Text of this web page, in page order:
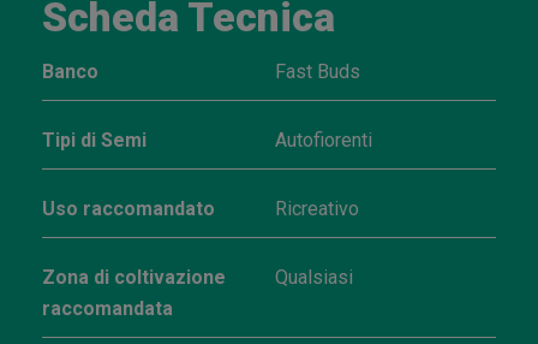
Scheda Tecnica
Banco Fast Buds
Tipi di Semi Autofiorenti
Uso raccomandato Ricreativo
Zona di coltivazione
raccomandata
Qualsiasi